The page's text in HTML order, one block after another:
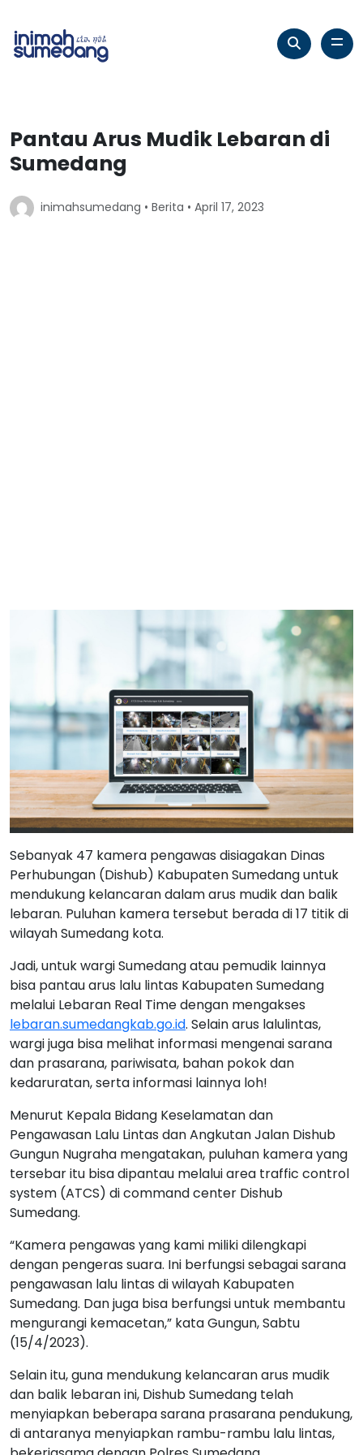
Pantau Arus Mudik Lebaran di
Sumedang
inimahsumedang • Berita • April 17, 2023
Sebanyak 47 kamera pengawas disiagakan Dinas
Perhubungan (Dishub) Kabupaten Sumedang untuk
mendukung kelancaran dalam arus mudik dan balik
lebaran. Puluhan kamera tersebut berada di 17 titik di
wilayah Sumedang kota.
Jadi, untuk wargi Sumedang atau pemudik lainnya
bisa pantau arus lalu lintas Kabupaten Sumedang
melalui Lebaran Real Time dengan mengakses
lebaran.sumedangkab.go.id. Selain arus lalulintas,
wargi juga bisa melihat informasi mengenai sarana
dan prasarana, pariwisata, bahan pokok dan
kedaruratan, serta informasi lainnya loh!
Menurut Kepala Bidang Keselamatan dan
Pengawasan Lalu Lintas dan Angkutan Jalan Dishub
Gungun Nugraha mengatakan, puluhan kamera yang
tersebar itu bisa dipantau melalui area traffic control
system (ATCS) di command center Dishub
Sumedang.
“Kamera pengawas yang kami miliki dilengkapi
dengan pengeras suara. Ini berfungsi sebagai sarana
pengawasan lalu lintas di wilayah Kabupaten
Sumedang. Dan juga bisa berfungsi untuk membantu
mengurangi kemacetan,” kata Gungun, Sabtu
(15/4/2023).
Selain itu, guna mendukung kelancaran arus mudik
dan balik lebaran ini, Dishub Sumedang telah
menyiapkan beberapa sarana prasarana pendukung,
di antaranya menyiapkan rambu-rambu lalu lintas,